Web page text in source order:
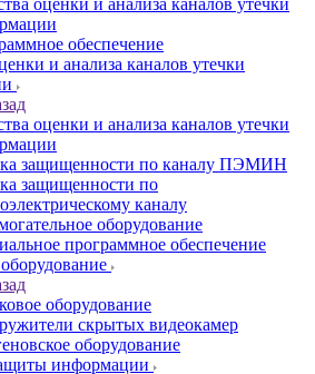
оценки и анализа каналов утечки
обеспечение
и анализа каналов утечки
оценки и анализа каналов утечки
защищенности по каналу ПЭМИН
защищенности по
каналу
оборудование
программное обеспечение
оборудование
скрытых видеокамер
оборудование
информации